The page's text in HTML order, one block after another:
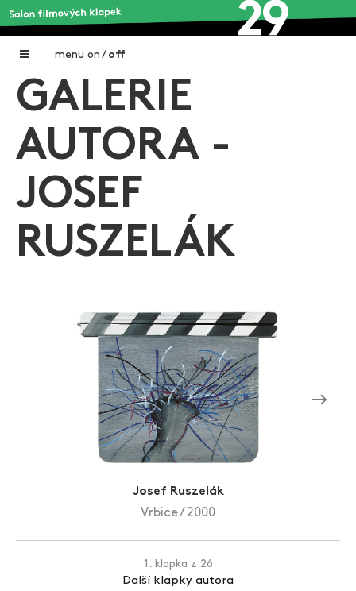
menu on / off
Home
Galerie filmových klapek
Autoři filmových klapek
O projektu
Aktuality
Zlín Film Festival
GALERIE
AUTORA -
JOSEF
RUSZELÁK
Josef Ruszelák
Vrbice / 2000
1. klapka z 26
Další klapky autora